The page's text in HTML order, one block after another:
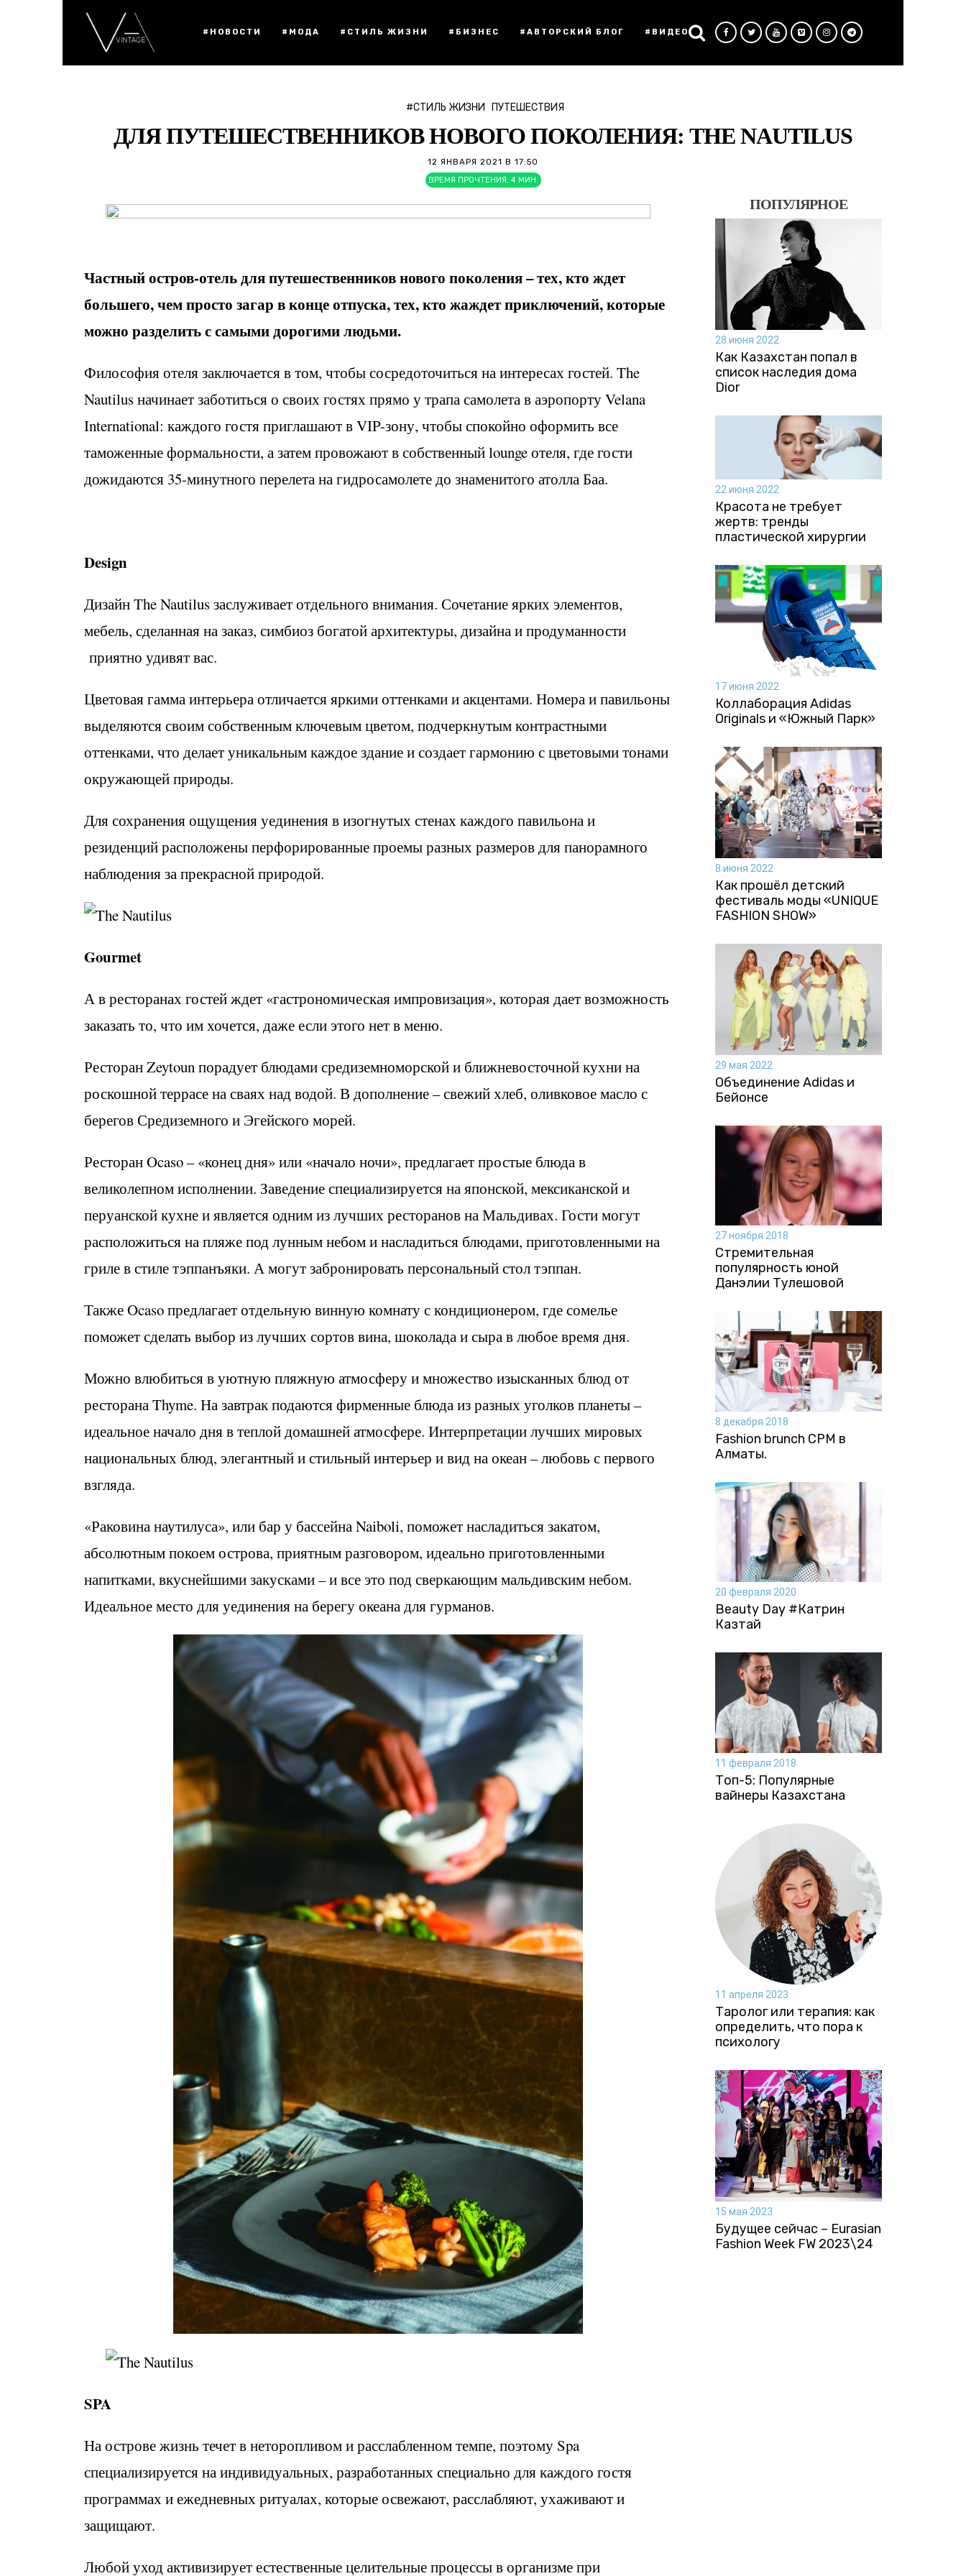
#НОВОСТИ #МОДА #СТИЛЬ ЖИЗНИ #БИЗНЕС #АВТОРСКИЙ БЛОГ #ВИДЕО
#СТИЛЬ ЖИЗНИ ПУТЕШЕСТВИЯ
ДЛЯ ПУТЕШЕСТВЕННИКОВ НОВОГО ПОКОЛЕНИЯ: THE NAUTILUS
12 ЯНВАРЯ 2021 В 17:50
ВРЕМЯ ПРОЧТЕНИЯ: 4 МИН.
Частный остров-отель для путешественников нового поколения – тех, кто ждет
большего, чем просто загар в конце отпуска, тех, кто жаждет приключений, которые
можно разделить с самыми дорогими людьми.
Философия отеля заключается в том, чтобы сосредоточиться на интересах гостей. The
Nautilus начинает заботиться о своих гостях прямо у трапа самолета в аэропорту Velana
International: каждого гостя приглашают в VIP-зону, чтобы спокойно оформить все
таможенные формальности, а затем провожают в собственный lounge отеля, где гости
дожидаются 35-минутного перелета на гидросамолете до знаменитого атолла Баа.
Design
Дизайн The Nautilus заслуживает отдельного внимания. Сочетание ярких элементов,
мебель, сделанная на заказ, симбиоз богатой архитектуры, дизайна и продуманности
приятно удивят вас.
Цветовая гамма интерьера отличается яркими оттенками и акцентами. Номера и павильоны
выделяются своим собственным ключевым цветом, подчеркнутым контрастными
оттенками, что делает уникальным каждое здание и создает гармонию с цветовыми тонами
окружающей природы.
Для сохранения ощущения уединения в изогнутых стенах каждого павильона и
резиденций расположены перфорированные проемы разных размеров для панорамного
наблюдения за прекрасной природой.
Gourmet
А в ресторанах гостей ждет «гастрономическая импровизация», которая дает возможность
заказать то, что им хочется, даже если этого нет в меню.
Ресторан Zeytoun порадует блюдами средиземноморской и ближневосточной кухни на
роскошной террасе на сваях над водой. В дополнение – свежий хлеб, оливковое масло с
берегов Средиземного и Эгейского морей.
Ресторан Ocaso – «конец дня» или «начало ночи», предлагает простые блюда в
великолепном исполнении. Заведение специализируется на японской, мексиканской и
перуанской кухне и является одним из лучших ресторанов на Мальдивах. Гости могут
расположиться на пляже под лунным небом и насладиться блюдами, приготовленными на
гриле в стиле тэппанъяки. А могут забронировать персональный стол тэппан.
Также Ocaso предлагает отдельную винную комнату с кондиционером, где сомелье
поможет сделать выбор из лучших сортов вина, шоколада и сыра в любое время дня.
Можно влюбиться в уютную пляжную атмосферу и множество изысканных блюд от
ресторана Thyme. На завтрак подаются фирменные блюда из разных уголков планеты –
идеальное начало дня в теплой домашней атмосфере. Интерпретации лучших мировых
национальных блюд, элегантный и стильный интерьер и вид на океан – любовь с первого
взгляда.
«Раковина наутилуса», или бар у бассейна Naiboli, поможет насладиться закатом,
абсолютным покоем острова, приятным разговором, идеально приготовленными
напитками, вкуснейшими закусками – и все это под сверкающим мальдивским небом.
Идеальное место для уединения на берегу океана для гурманов.
SPA
На острове жизнь течет в неторопливом и расслабленном темпе, поэтому Spa
специализируется на индивидуальных, разработанных специально для каждого гостя
программах и ежедневных ритуалах, которые освежают, расслабляют, ухаживают и
защищают.
Любой уход активизирует естественные целительные процессы в организме при
ПОПУЛЯРНОЕ
28 июня 2022
Как Казахстан попал в
список наследия дома
Dior
22 июня 2022
Красота не требует
жертв: тренды
пластической хирургии
17 июня 2022
Коллаборация Аdidas
Originals и «Южный Парк»
8 июня 2022
Как прошёл детский
фестиваль моды «UNIQUE
FASHION SHOW»
29 мая 2022
Объединение Adidas и
Бейонсе
27 ноября 2018
Стремительная
популярность юной
Данэлии Тулешовой
8 декабря 2018
Fashion brunch CPM в
Алматы.
20 февраля 2020
Beauty Day #Катрин
Казтай
11 февраля 2018
Топ-5: Популярные
вайнеры Казахстана
11 апреля 2023
Таролог или терапия: как
определить, что пора к
психологу
15 мая 2023
Будущее сейчас – Eurasian
Fashion Week FW 2023\24